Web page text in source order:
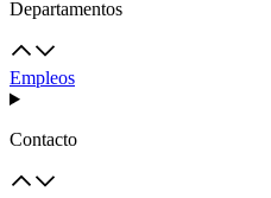
Departamentos
Empleos
Contacto